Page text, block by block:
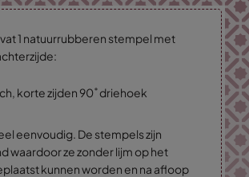
1 natuurrubberen stempel met
korte zijden 90˚ driehoek
eenvoudig. De stempels zijn
waardoor ze zonder lijm op het
kunnen worden en na afloop